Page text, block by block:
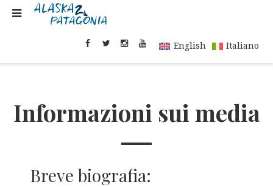
English Italiano
Informazioni sui media
Breve biografia: